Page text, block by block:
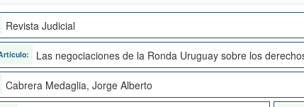
Revista Judicial
Las negociaciones de la Ronda Uruguay sobre los
Cabrera Medaglia, Jorge Alberto